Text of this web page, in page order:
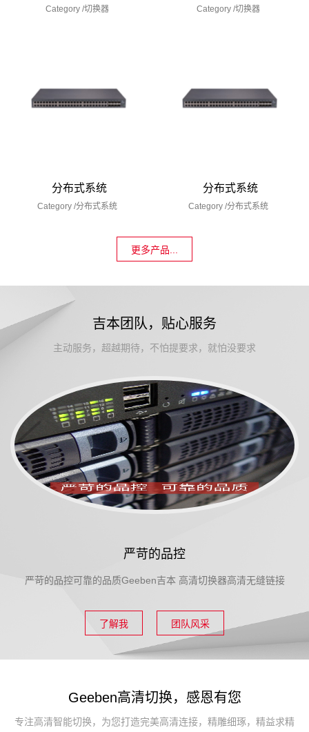
Category /切换器 Category /切换器
分布式系统
Category /分布式系统
分布式系统
Category /分布式系统
更多产品...
吉本团队，贴心服务
主动服务，超越期待，不怕提要求，就怕没要求
严苛的品控
严苛的品控可靠的品质Geeben吉本 高清切换器高清无缝链接
了解我 团队风采
Geeben高清切换，感恩有您
专注高清智能切换，为您打造完美高清连接，精雕细琢，精益求精